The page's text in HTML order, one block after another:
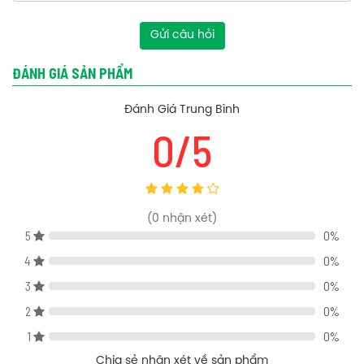
Chất liệu: Đồng mạ Ni/Cr
Bản vẽ kỹ thuật tay sen American Standard FFASS506-GR màu xám
Gửi câu hỏi
ĐÁNH GIÁ SẢN PHẨM
Đánh Giá Trung Bình
0/5
( 0 nhận xét)
5
0%
4
0%
3
0%
2
0%
1
0%
Chia sẻ nhận xét về sản phẩm